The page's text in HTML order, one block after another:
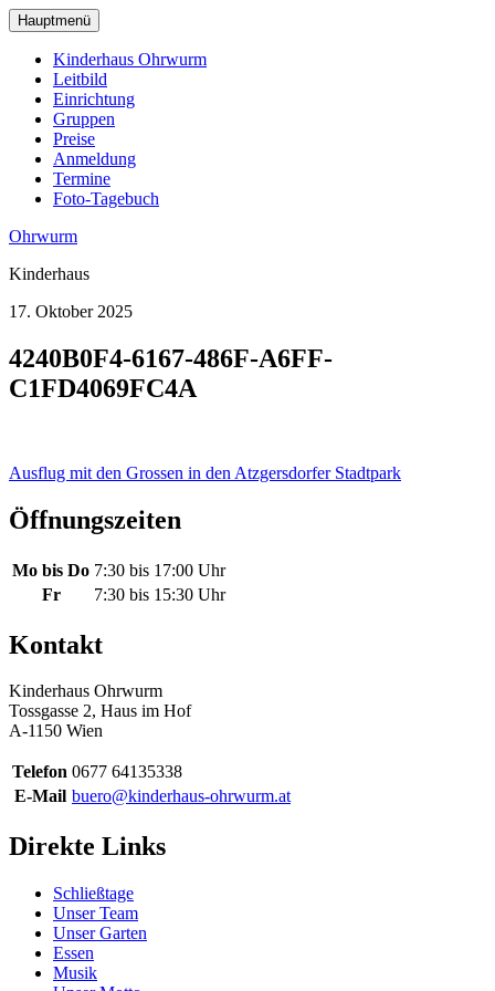
zum
Hauptinhalt
wechseln
Hauptmenü
Kinderhaus Ohrwurm
Leitbild
Einrichtung
Gruppen
Preise
Anmeldung
Termine
Foto-Tagebuch
Ohrwurm
Kinderhaus
17. Oktober 2025
4240B0F4-6167-486F-A6FF-
C1FD4069FC4A
Beitragsnavigation
Ausflug mit den Grossen in den Atzgersdorfer Stadtpark
Öffnungszeiten
Mo bis Do 7:30 bis 17:00 Uhr
Fr
7:30 bis 15:30 Uhr
Kontakt
Kinderhaus Ohrwurm
Tossgasse 2, Haus im Hof
A-1150 Wien
Telefon 0677 64135338
E-Mail buero@kinderhaus-ohrwurm.at
Direkte Links
Schließtage
Unser Team
Unser Garten
Essen
Musik